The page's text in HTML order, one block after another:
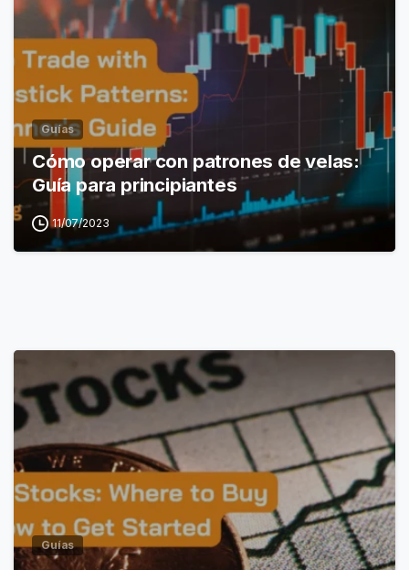
Guías
Cómo operar con patrones de velas:
Guía para principiantes
11/07/2023
Guías